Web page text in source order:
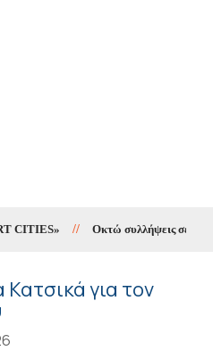
// Οκτώ συλλήψεις σε δέκα
για τον